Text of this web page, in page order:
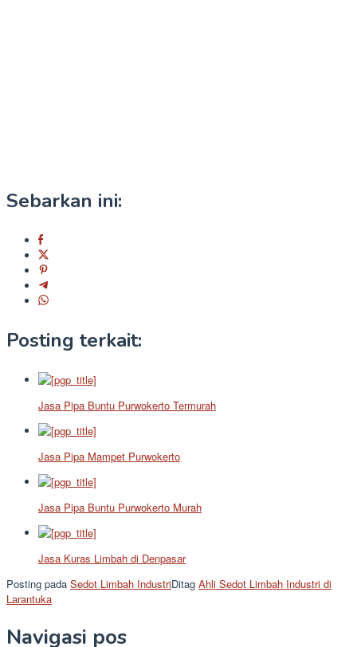
Sebarkan ini:
Posting terkait:
Jasa Pipa Buntu Purwokerto Termurah
Jasa Pipa Mampet Purwokerto
Jasa Pipa Buntu Purwokerto Murah
Jasa Kuras Limbah di Denpasar
Posting pada Sedot Limbah IndustriDitag Ahli Sedot Limbah Industri di
Larantuka
Navigasi pos